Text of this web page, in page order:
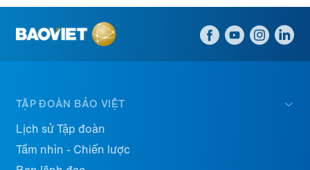
TẬP ĐOÀN BẢO VIỆT
Lịch sử Tập đoàn
Tầm nhìn - Chiến lược